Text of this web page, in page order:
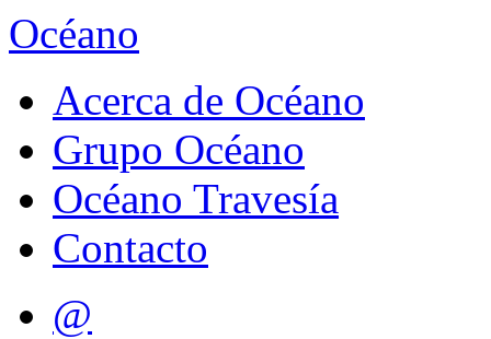
Océano
Acerca de Océano
Grupo Océano
Océano Travesía
Contacto
@